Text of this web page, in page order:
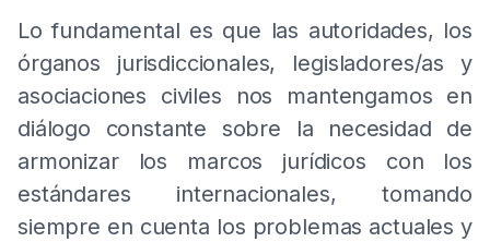
Lo fundamental es que las autoridades, los
órganos jurisdiccionales, legisladores/as y
asociaciones civiles nos mantengamos en
diálogo constante sobre la necesidad de
armonizar los marcos jurídicos con los
estándares internacionales, tomando
siempre en cuenta los problemas actuales y